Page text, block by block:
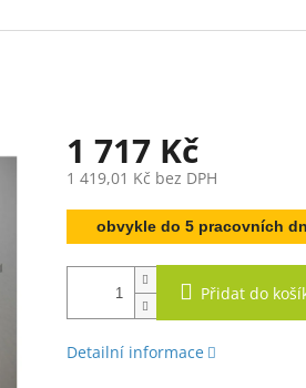
1 717 Kč
1 419,01 Kč bez DPH
Měrná
cena:obvykle do 5 pracovních
Přidat do
Detailní informace